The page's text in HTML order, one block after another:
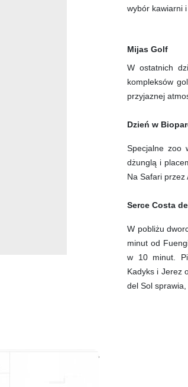
wybór kawiarni
Mijas Golf
W ostatnich
kompleksów
przyjaznej
Dzień w
Specjalne zoo
dżunglą i
Na Safari przez
Serce Costa
W pobliżu
minut od
w 10 minut.
Kadyks i Jerez
del Sol